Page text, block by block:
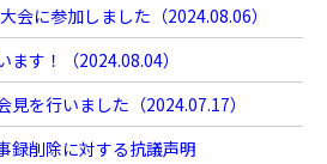
会に参加しました（2024.08.06）
ます！（2024.08.04）
見を行いました（2024.07.17）
録削除に対する抗議声明